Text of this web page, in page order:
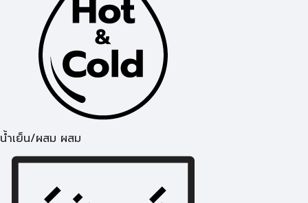
น้ำเย็น/ผสม ผสม